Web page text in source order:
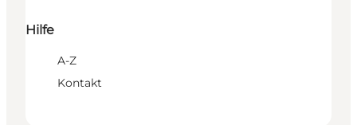
Hilfe
A-Z
Kontakt